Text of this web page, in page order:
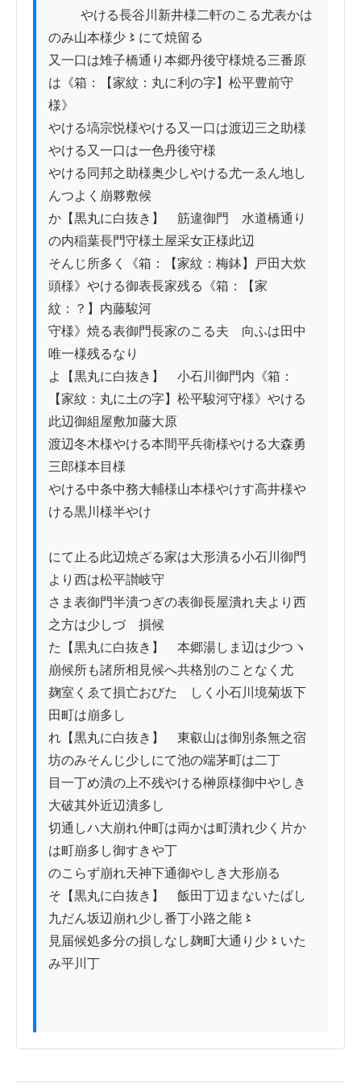
のみ山本様少〻にて焼留る
又一口は雉子橋通り本郷丹後守様焼る三番原
は《箱：【家紋：丸に利の字】松平豊前守
様》
やける塙宗悦様やける又一口は渡辺三之助様
やける又一口は一色丹後守様
やける同邦之助様奥少しやける尤一ゑん地し
んつよく崩夥敷候
か【黒丸に白抜き】　筋違御門ゟ水道橋通り
の内稲葉長門守様土屋采女正様此辺
そんじ所多く《箱：【家紋：梅鉢】戸田大炊
頭様》やける御表長家残る《箱：【家
紋：？】内藤駿河
守様》焼る表御門長家のこる夫ゟ向ふは田中
唯一様残るなり
よ【黒丸に白抜き】　小石川御門内《箱：
【家紋：丸に土の字】松平駿河守様》やける
此辺御組屋敷加藤大原
渡辺冬木様やける本間平兵衛様やける大森勇
三郎様本目様
やける中条中務大輔様山本様やけす高井様や
ける黒川様半やけ
にて止る此辺焼ざる家は大形潰る小石川御門
より西は松平讃岐守
さま表御門半潰つぎの表御長屋潰れ夫より西
之方は少しづゝ損候
た【黒丸に白抜き】　本郷湯しま辺は少つヽ
崩候所も諸所相見候へ共格別のことなく尤
麹室くゑて損亡おびたゞしく小石川境菊坂下
田町は崩多し
れ【黒丸に白抜き】　東叡山は御別条無之宿
坊のみそんじ少しにて池の端茅町は二丁
目一丁め潰の上不残やける榊原様御中やしき
大破其外近辺潰多し
切通しハ大崩れ仲町は両かは町潰れ少く片か
は町崩多し御すきや丁
のこらず崩れ天神下通御やしき大形崩るゝ
そ【黒丸に白抜き】　飯田丁辺まないたばし
九だん坂辺崩れ少し番丁小路之能〻
見届候処多分の損しなし麹町大通り少〻いた
み平川丁